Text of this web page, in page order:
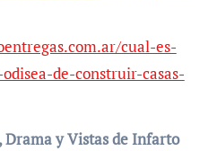
cual-es-
de-construir-casas-
Drama y Vistas de Infarto